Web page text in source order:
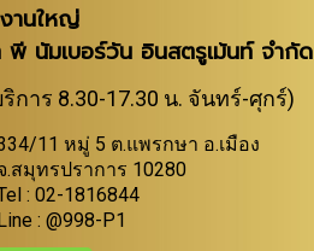
านใหญ่
พี นัมเบอร์วัน อินสตรูเม้นท์ จำกัด
การ 8.30-17.30 น. จันทร์-ศุกร์)
11 หมู่ 5 ต.แพรกษา อ.เมือง
.สมุทรปราการ 10280
: 02-1816844
: @998-P1